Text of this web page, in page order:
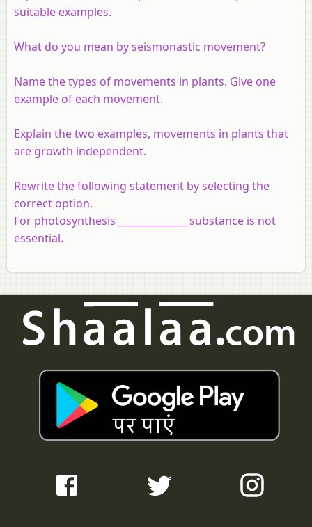
suitable examples.
What do you mean by seismonastic movement?
Name the types of movements in plants. Give one
example of each movement.
Explain the two examples, movements in plants that
are growth independent.
Rewrite the following statement by selecting the
correct option.
For photosynthesis ______________ substance is not
essential.